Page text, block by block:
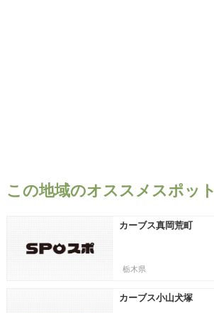
この地域のオススメスポット
カーブス真岡荒町
栃木県
カーブス小山犬塚